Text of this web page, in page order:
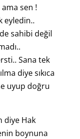
sen !
eyledin..
sahibi değil
Sana tek
diye sıkıca
uyup doğru
diye Hak
boynuna